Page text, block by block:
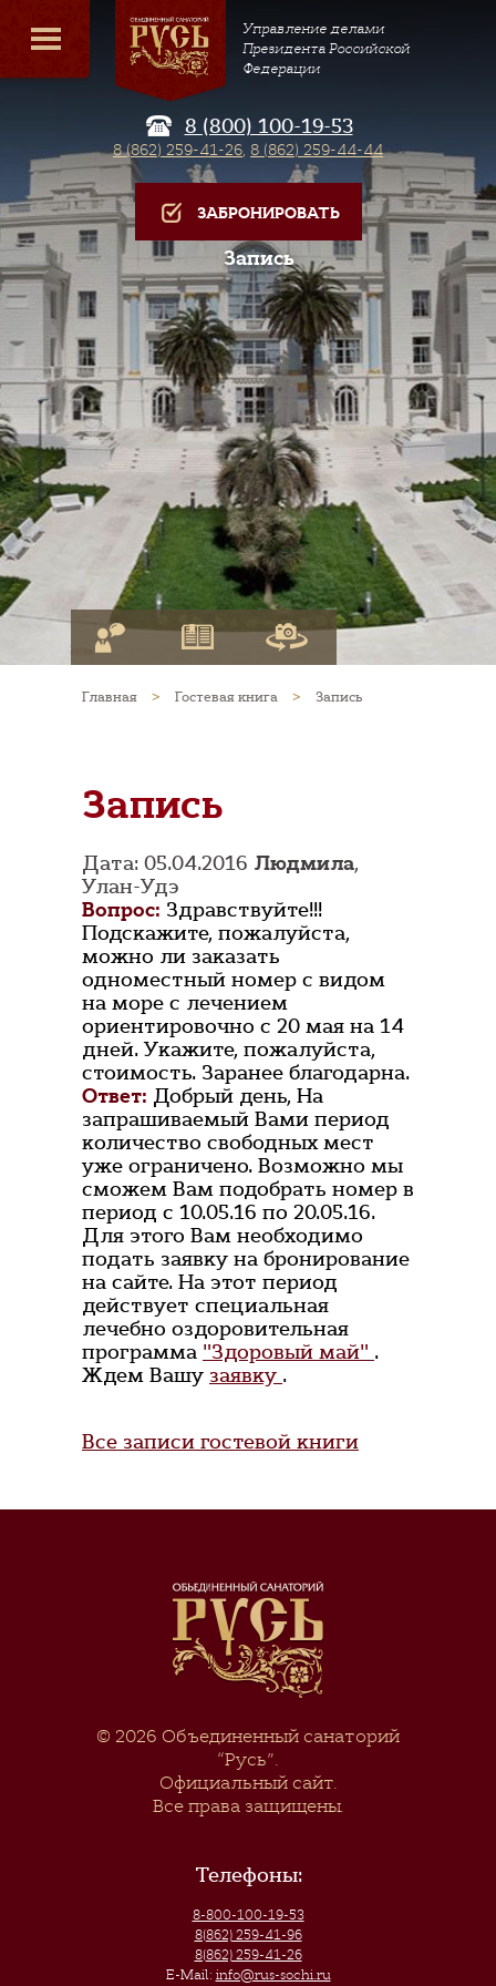
Управление делами
Президента Российской
Федерации
8 (800) 100-19-53
8 (862) 259-41-26, 8 (862) 259-44-44
ЗАБРОНИРОВАТЬ
Запись
Главная > Гостевая книга > Запись
Запись
Дата: 05.04.2016 Людмила,
Улан-Удэ
Вопрос: Здравствуйте!!!
Подскажите, пожалуйста,
можно ли заказать
одноместный номер с видом
на море с лечением
ориентировочно с 20 мая на 14
дней. Укажите, пожалуйста,
стоимость. Заранее благодарна.
Ответ: Добрый день, На
запрашиваемый Вами период
количество свободных мест
уже ограничено. Возможно мы
сможем Вам подобрать номер в
период с 10.05.16 по 20.05.16.
Для этого Вам необходимо
подать заявку на бронирование
на сайте. На этот период
действует специальная
лечебно оздоровительная
программа "Здоровый май" .
Ждем Вашу заявку .
Все записи гостевой книги
© 2026 Объединенный санаторий
“Русь”.
Официальный сайт.
Все права защищены.
Телефоны:
8-800-100-19-53
8(862) 259-41-96
8(862) 259-41-26
E-Mail: info@rus-sochi.ru